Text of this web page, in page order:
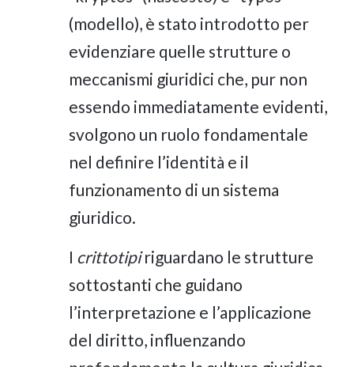
(modello), è stato introdotto per
evidenziare quelle strutture o
meccanismi giuridici che, pur non
essendo immediatamente evidenti,
svolgono un ruolo fondamentale
nel definire l’identità e il
funzionamento di un sistema
giuridico.
I crittotipiriguardano le strutture
sottostanti che guidano
l’interpretazione e l’applicazione
del diritto, influenzando